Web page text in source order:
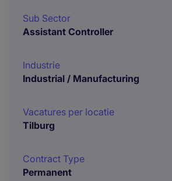
Sub Sector
Assistant Controller
Industrie
Industrial / Manufacturing
Vacatures per locatie
Tilburg
Contract Type
Permanent